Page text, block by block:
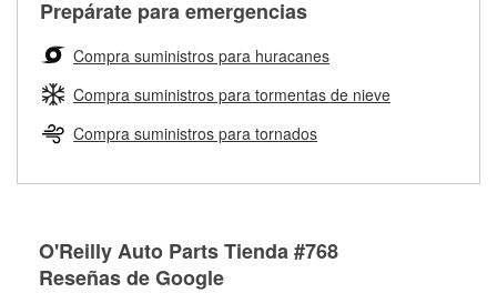
Herramientas de O'Reilly
para reparar el sistema hidráulico de tu maquinaria
agrícola o de construcción.
Más información acerca del servicio de mezcla de pintura
de O'Reilly
traigas tus partes de frenos, nuestros profesionales
medirán tus tambores o discos para determinar si pueden
ser rectificados con seguridad. Si tus tambores o discos no
pueden ser reutilizados, podemos ayudarte a encontrar las
partes de reemplazo correctas para tu reparación.
Rectificación de tambores y discos de freno
Prepárate para emergencias
Compra suministros para huracanes
Compra suministros para tormentas de nieve
Compra suministros para tornados
O'Reilly Auto Parts Tienda #768
Reseñas de Google